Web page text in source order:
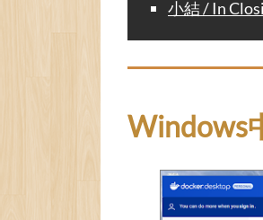
小結 / In
Windows